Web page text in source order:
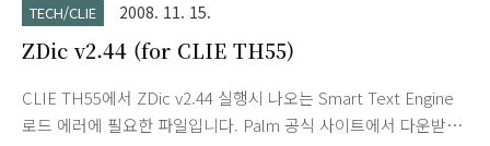
TECH/CLIE 2008. 11. 15.
ZDic v2.44 (for CLIE TH55)
CLIE TH55에서 ZDic v2.44 실행시 나오는 Smart Text Engine
로드 에러에 필요한 파일입니다. Palm 공식 사이트에서 다운받